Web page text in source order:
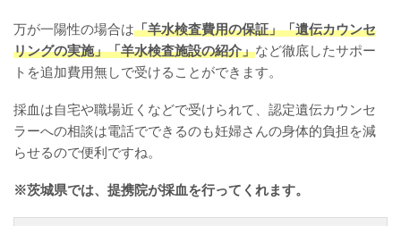
万が一陽性の場合は「羊水検査費用の保証」「遺伝カウンセ
リングの実施」「羊水検査施設の紹介」など徹底したサポー
トを追加費用無しで受けることができます。
採血は自宅や職場近くなどで受けられて、認定遺伝カウンセ
ラーへの相談は電話でできるのも妊婦さんの身体的負担を減
らせるので便利ですね。
※茨城県では、提携院が採血を行ってくれます。